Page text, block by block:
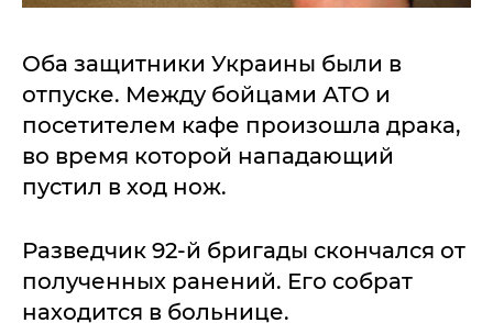
Оба защитники Украины были в
отпуске. Между бойцами АТО и
посетителем кафе произошла драка,
во время которой нападающий
пустил в ход нож.
Разведчик 92-й бригады скончался от
полученных ранений. Его собрат
находится в больнице.